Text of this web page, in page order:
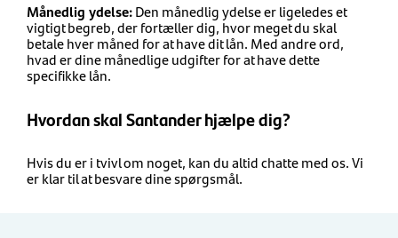
Månedlig ydelse:Den månedlig ydelse er ligeledes et
vigtigt begreb, der fortæller dig, hvor meget du skal
betale hver måned for at have dit lån. Med andre ord,
hvad er dine månedlige udgifter for at have dette
specifikke lån.
Hvordan skal Santander hjælpe dig?
Hvis du er i tvivl om noget, kan du altid chatte med os. Vi
er klar til at besvare dine spørgsmål.